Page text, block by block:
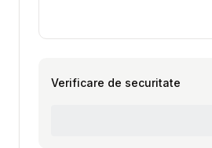
Verificare de securitate